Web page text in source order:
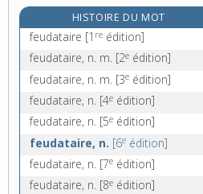
feuillagiste, n.
feuillaison, n. f.
feuillans, n. m. pl.[5
édition]
feuillant, -antine, n.
HISTOIRE DU MOT
feudataire [1 re édition]
feudataire, n. m. [2e édition]
feudataire, n. m. [3e édition]
feudataire, n. [4e édition]
feudataire, n. [5e édition]
feudataire, n. [6e édition]
feudataire, n. [7e édition]
feudataire, n. [8e édition]